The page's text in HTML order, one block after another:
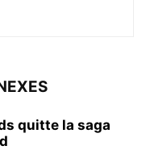
quitte la saga